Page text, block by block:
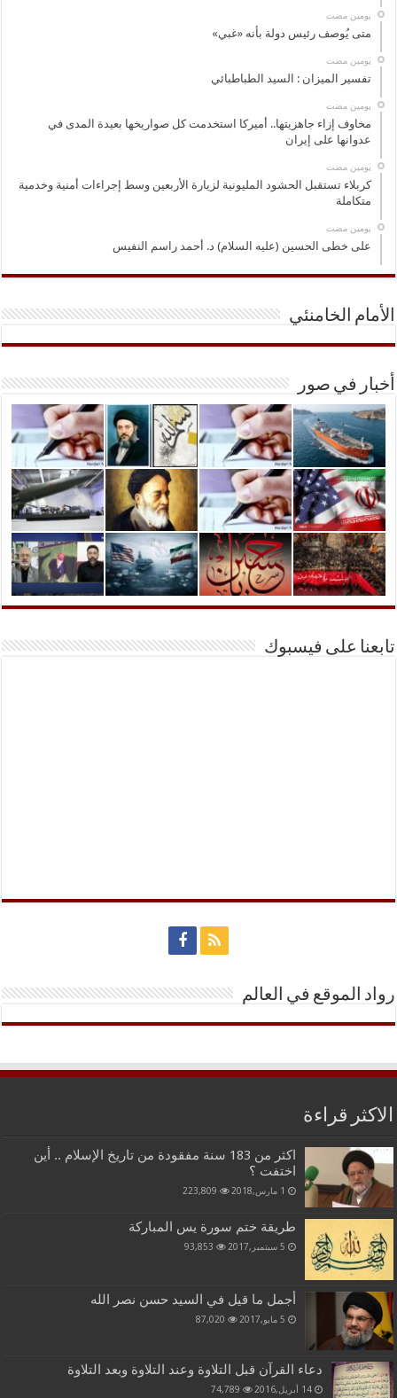
‏يومين مضت
متى يُوصف رئيس دولة بأنه «غبي»
‏يومين مضت
تفسير الميزان : السيد الطباطبائي
‏يومين مضت
مخاوف إزاء جاهزيتها.. أميركا استخدمت كل صواريخها بعيدة المدى في
عدوانها على إيران
‏يومين مضت
كربلاء تستقبل الحشود المليونية لزيارة الأربعين وسط إجراءات أمنية وخدمية
متكاملة
‏يومين مضت
على خطى الحسين (عليه السلام) د. أحمد راسم النفيس
الأمام الخامنئي
أخبار في صور
تابعنا على فيسبوك
رواد الموقع في العالم
الاكثر قراءة
اكثر من 183 سنة مفقودة من تاريخ الإسلام .. أين
اختفت ؟
1 مارس,2018 223,809
طريقة ختم سورة يس المباركة
5 سبتمبر,2017 93,853
أجمل ما قيل في السيد حسن نصر الله
5 مايو,2017 87,020
دعاء القرآن قبل التلاوة وعند التلاوة وبعد التلاوة
14 أبريل,2016 74,789